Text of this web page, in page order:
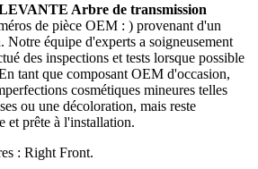
Arbre de transmission
de pièce OEM : ) provenant d'un
Notre équipe d'experts a soigneusement
des inspections et tests lorsque possible
tant que composant OEM d'occasion,
cosmétiques mineures telles
ou une décoloration, mais reste
et prête à l'installation.
: Right Front.